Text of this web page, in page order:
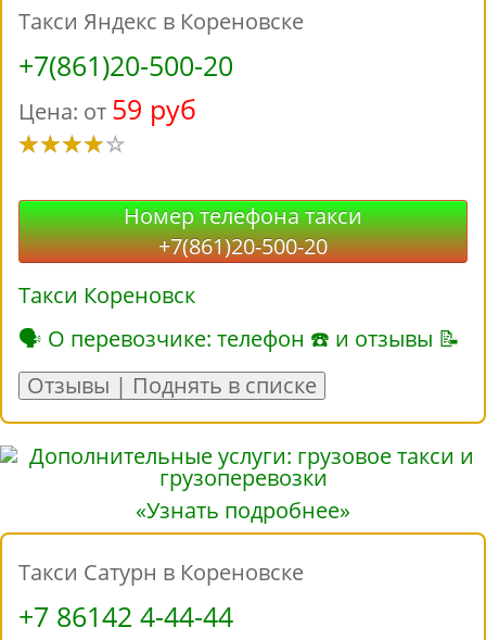
Такси Яндекс в Кореновске
+7(861)20-500-20
Цена: от 59 руб
Номер телефона такси
+7(861)20-500-20
Такси Кореновск
🗣 О перевозчике: телефон ☎ и отзывы 📝
Отзывы | Поднять в списке
«Узнать подробнее»
Такси Сатурн в Кореновске
+7 86142 4-44-44